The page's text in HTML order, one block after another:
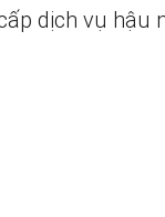
dịch vụ hậu